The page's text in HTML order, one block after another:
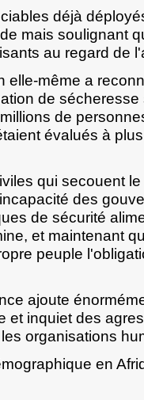
déjà
mais soulignant
au regard de
elle-même a
de
de
évalués à
qui secouent
des
de sécurité
et maintenant
peuple
ajoute
et inquiet des
organisations
en